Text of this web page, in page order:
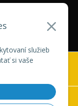
služieb
si vaše